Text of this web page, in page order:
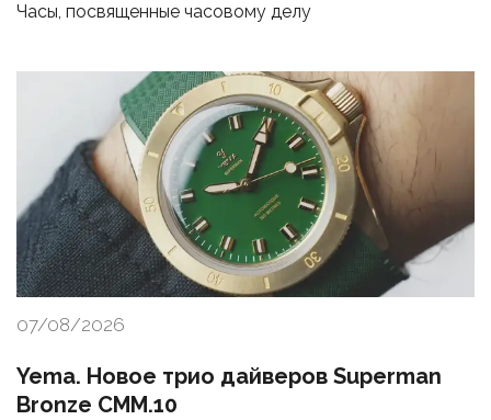
Часы, посвященные часовому делу
07/08/2026
Yema. Новое трио дайверов Superman
Bronze CMM.10